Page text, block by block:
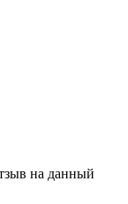
на данный